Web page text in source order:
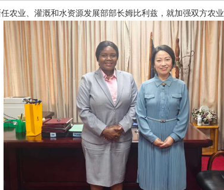
农业、灌溉和水资源发展部部长姆比利兹，就加强双方农